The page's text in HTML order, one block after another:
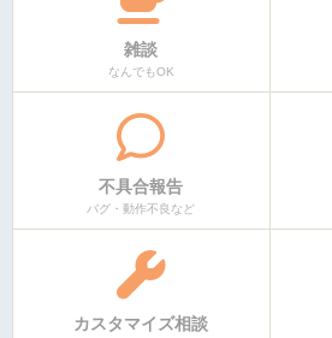
雑談
なんでもOK
不具合報告
バグ・動作不良など
カスタマイズ相談